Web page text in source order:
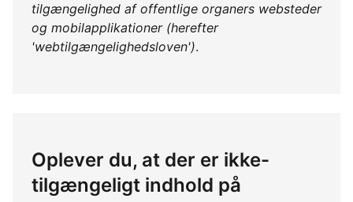
tilgængelighed af offentlige organers websteder
og mobilapplikationer (herefter
'webtilgængelighedsloven').
Oplever du, at der er ikke-
tilgængeligt indhold på